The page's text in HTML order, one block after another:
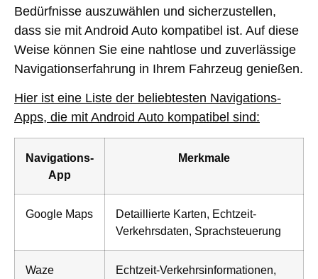
Bedürfnisse auszuwählen und sicherzustellen,
dass sie mit Android Auto kompatibel ist. Auf diese
Weise können Sie eine nahtlose und zuverlässige
Navigationserfahrung in Ihrem Fahrzeug genießen.
Hier ist eine Liste der beliebtesten Navigations-
Apps, die mit Android Auto kompatibel sind:
Navigations-
App
Merkmale
Google Maps
Detaillierte Karten, Echtzeit-
Verkehrsdaten, Sprachsteuerung
Waze
Echtzeit-Verkehrsinformationen,